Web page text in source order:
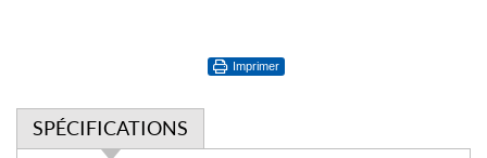
Imprimer
SPÉCIFICATIONS